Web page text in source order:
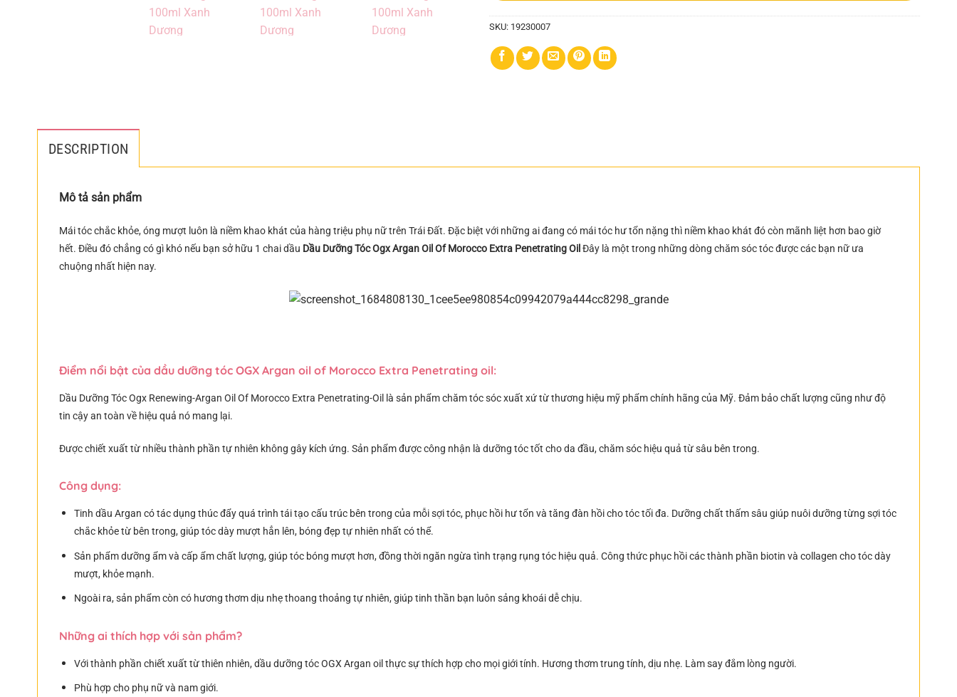
SKU: 19230007
DESCRIPTION
Mô tả sản phẩm
Mái tóc chắc khỏe, óng mượt luôn là niềm khao khát của hàng triệu phụ nữ trên Trái Đất. Đặc biệt với những ai đang có mái tóc hư tổn nặng thì niềm khao khát đó còn mãnh liệt hơn bao giờ
hết. Điều đó chẳng có gì khó nếu bạn sở hữu 1 chai dầu Dầu Dưỡng Tóc Ogx Argan Oil Of Morocco Extra Penetrating Oil Đây là một trong những dòng chăm sóc tóc được các bạn nữ ưa
chuộng nhất hiện nay.
Điểm nổi bật của dầu dưỡng tóc OGX Argan oil of Morocco Extra Penetrating oil:
Dầu Dưỡng Tóc Ogx Renewing-Argan Oil Of Morocco Extra Penetrating-Oil là sản phẩm chăm tóc sóc xuất xứ từ thương hiệu mỹ phẩm chính hãng của Mỹ. Đảm bảo chất lượng cũng như độ
tin cậy an toàn về hiệu quả nó mang lại.
Được chiết xuất từ nhiều thành phần tự nhiên không gây kích ứng. Sản phẩm được công nhận là dưỡng tóc tốt cho da đầu, chăm sóc hiệu quả từ sâu bên trong.
Công dụng:
Tinh dầu Argan có tác dụng thúc đẩy quá trình tái tạo cấu trúc bên trong của mỗi sợi tóc, phục hồi hư tổn và tăng đàn hồi cho tóc tối đa. Dưỡng chất thấm sâu giúp nuôi dưỡng từng sợi tóc
chắc khỏe từ bên trong, giúp tóc dày mượt hẳn lên, bóng đẹp tự nhiên nhất có thể.
Sản phẩm dưỡng ẩm và cấp ẩm chất lượng, giúp tóc bóng mượt hơn, đồng thời ngăn ngừa tình trạng rụng tóc hiệu quả. Công thức phục hồi các thành phần biotin và collagen cho tóc dày
mượt, khỏe mạnh.
Ngoài ra, sản phẩm còn có hương thơm dịu nhẹ thoang thoảng tự nhiên, giúp tinh thần bạn luôn sảng khoái dễ chịu.
Những ai thích hợp với sản phẩm?
Với thành phần chiết xuất từ thiên nhiên, dầu dưỡng tóc OGX Argan oil thực sự thích hợp cho mọi giới tính. Hương thơm trung tính, dịu nhẹ. Làm say đắm lòng người.
Phù hợp cho phụ nữ và nam giới.